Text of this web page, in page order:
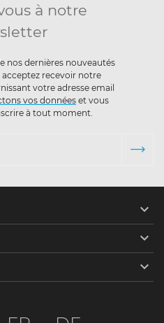
à notre
nos dernières nouveautés
recevoir notre
votre adresse email
vos données et vous
à tout moment.


